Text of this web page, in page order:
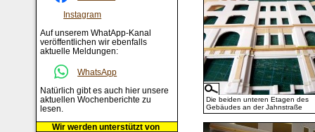
Die beiden unteren Etagen des
Gebäudes an der Jahnstraße
Instagram
Auf unserem WhatApp-Kanal
veröffentlichen wir ebenfalls
aktuelle Meldungen:
WhatsApp
Natürlich gibt es auch hier unsere
aktuellen Wochenberichte zu
lesen.
Wir werden unterstützt von